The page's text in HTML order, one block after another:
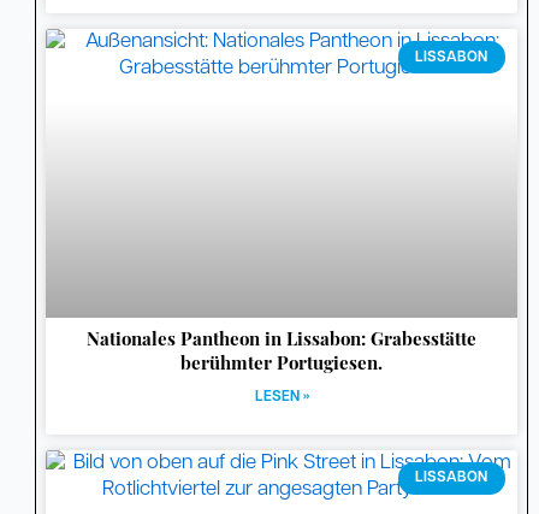
LISSABON
Nationales Pantheon in Lissabon: Grabesstätte
berühmter Portugiesen.
LESEN »
LISSABON